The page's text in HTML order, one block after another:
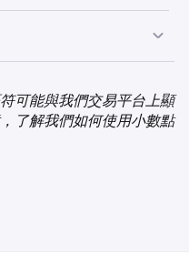
用 5 倍槓桿時，10,000
升至 50,000 美元。
及資格標準約束。
的資金下單，而非
訂單時，您需從中級或進
桿。
度限額彼此獨立。
孖展進行交易。孖展交易
準約束。
可能與我們交易平台上顯
了解我們如何使用小數點